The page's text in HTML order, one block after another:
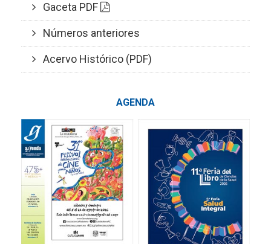
Gaceta PDF
Números anteriores
Acervo Histórico (PDF)
AGENDA